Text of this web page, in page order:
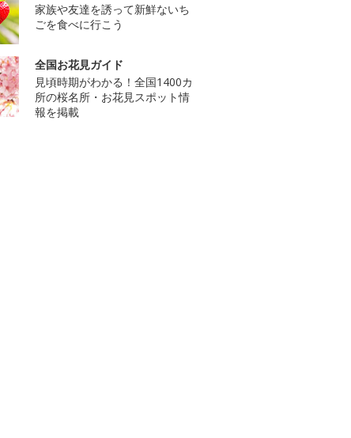
家族や友達を誘って新鮮ないち
ごを食べに行こう
全国お花見ガイド
見頃時期がわかる！全国1400カ
所の桜名所・お花見スポット情
報を掲載